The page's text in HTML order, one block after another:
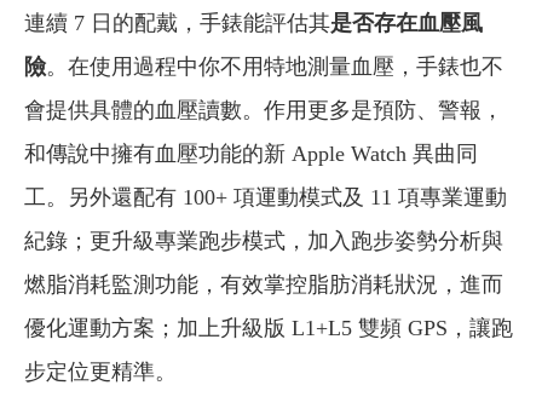
連續 7 日的配戴，手錶能評估其是否存在血壓風
險。在使用過程中你不用特地測量血壓，手錶也不
會提供具體的血壓讀數。作用更多是預防、警報，
和傳說中擁有血壓功能的新 Apple Watch 異曲同
工。另外還配有 100+ 項運動模式及 11 項專業運動
紀錄；更升級專業跑步模式，加入跑步姿勢分析與
燃脂消耗監測功能，有效掌控脂肪消耗狀況，進而
優化運動方案；加上升級版 L1+L5 雙頻 GPS，讓跑
步定位更精準。